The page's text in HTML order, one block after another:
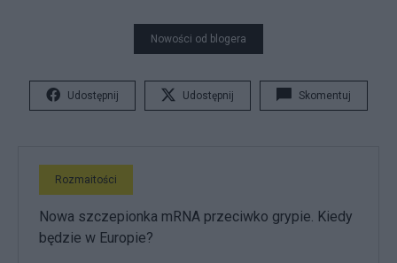
Nowości od blogera
Udostępnij Udostępnij Skomentuj
Rozmaitości
Nowa szczepionka mRNA przeciwko grypie. Kiedy
będzie w Europie?